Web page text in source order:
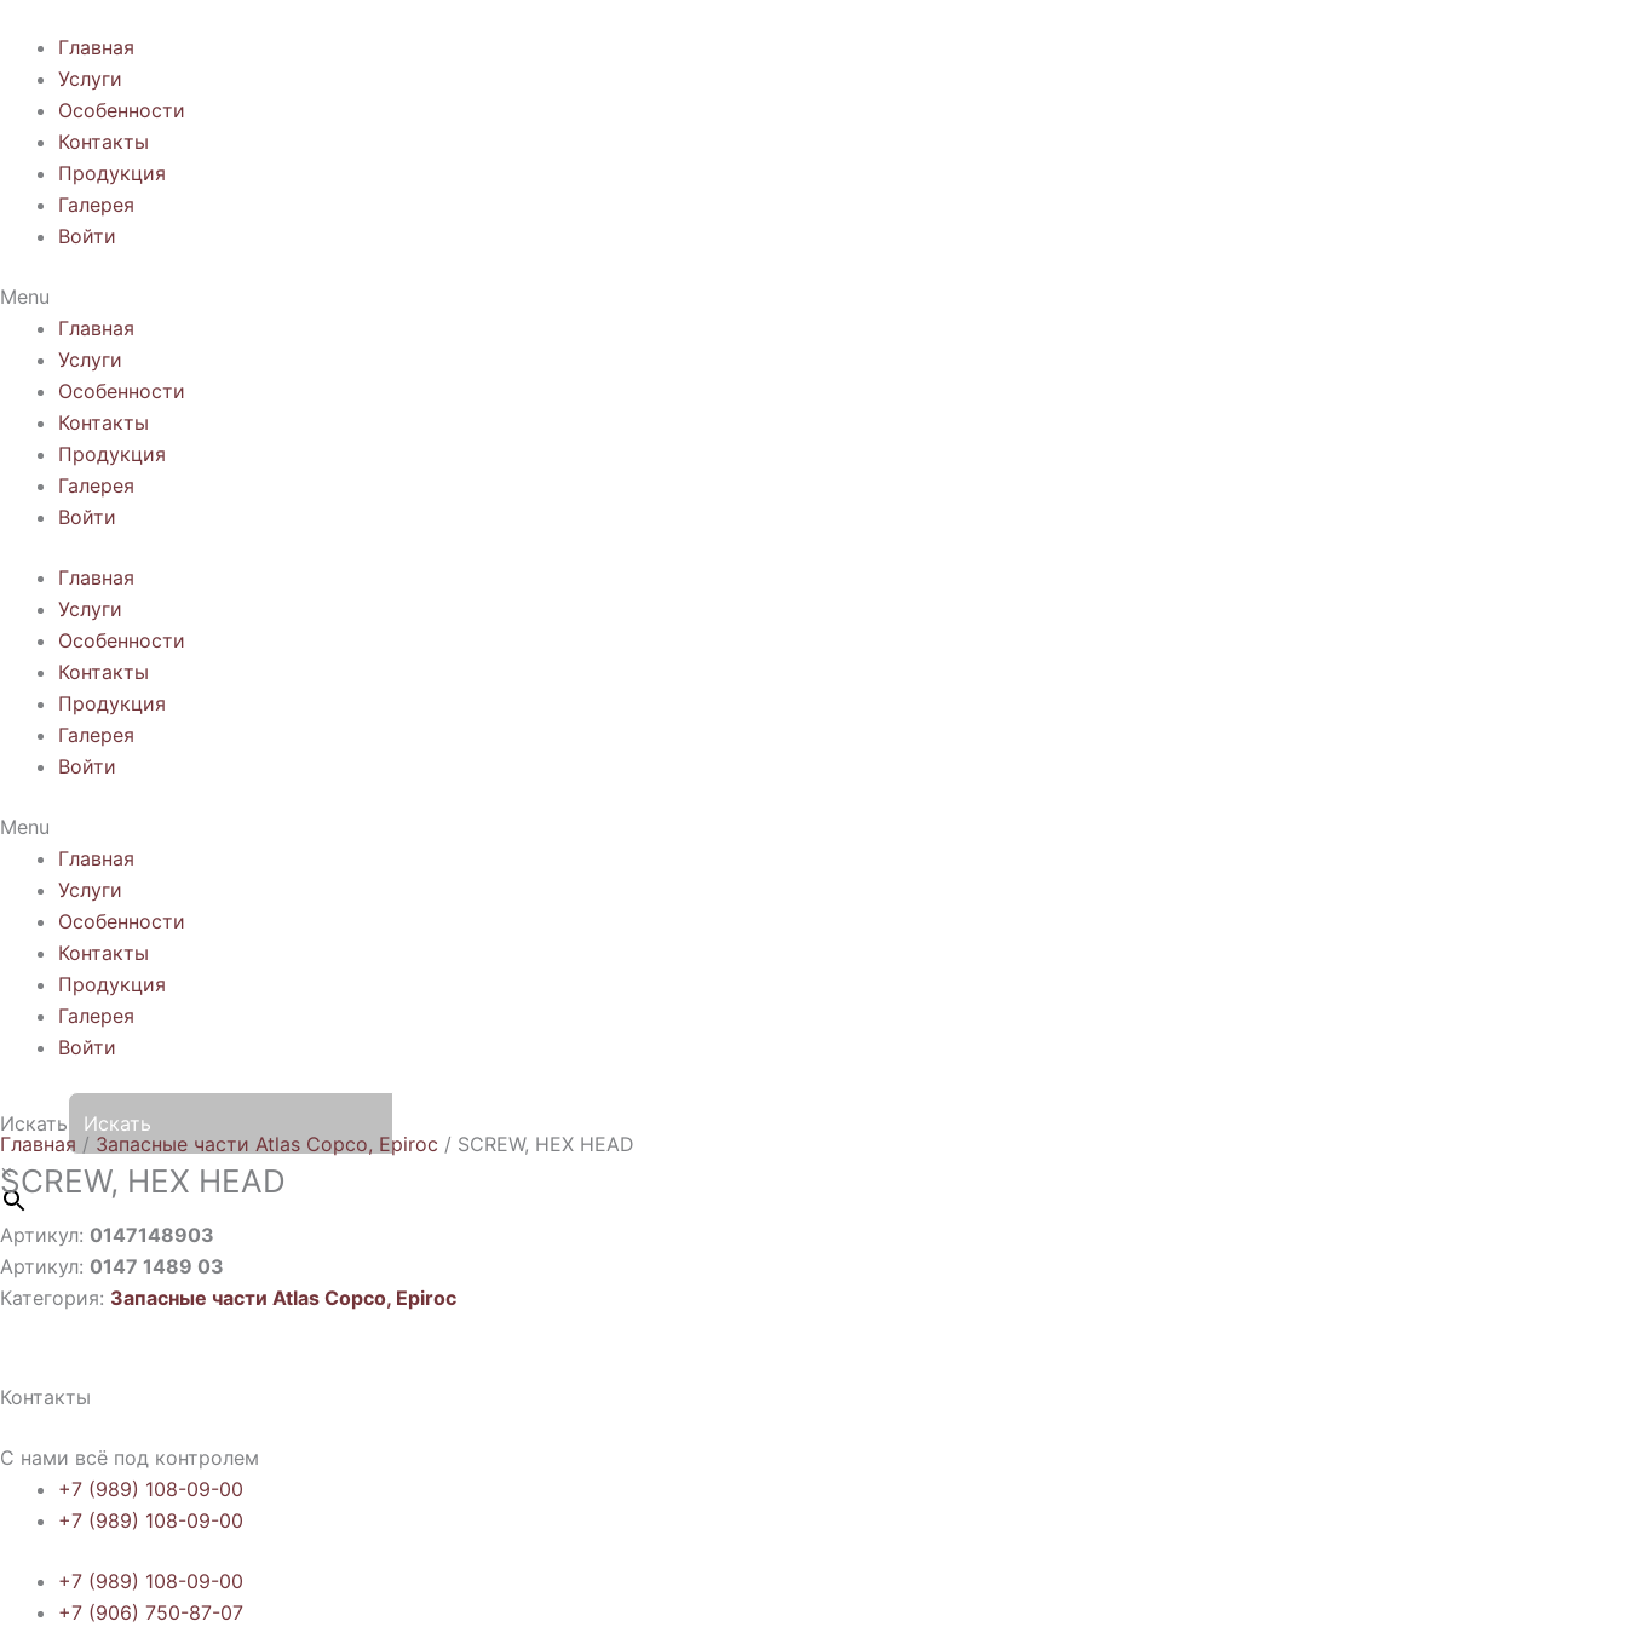
содержимому
Главная
Услуги
Особенности
Контакты
Продукция
Галерея
Войти
Menu
Главная
Услуги
Особенности
Контакты
Продукция
Галерея
Войти
Главная
Услуги
Особенности
Контакты
Продукция
Галерея
Войти
Menu
Главная
Услуги
Особенности
Контакты
Продукция
Галерея
Войти
Искать
×
Главная / Запасные части Atlas Copco, Epiroc / SCREW, HEX HEAD
SCREW, HEX HEAD
Артикул: 0147148903
Артикул: 0147 1489 03
Категория: Запасные части Atlas Copco, Epiroc
Контакты
С нами всё под контролем
+7 (989) 108-09-00
+7 (989) 108-09-00
+7 (989) 108-09-00
+7 (906) 750-87-07